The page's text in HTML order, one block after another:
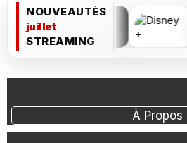
NOUVEAUTÉS
juillet
STREAMING
À Propos